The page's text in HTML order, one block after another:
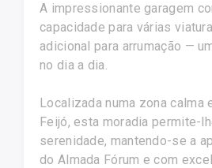
A impressionante garagem
capacidade para várias
adicional para arrumação —
no dia a dia.
Localizada numa zona calma
Feijó, esta moradia permite-
serenidade, mantendo-se a
do Almada Fórum e com